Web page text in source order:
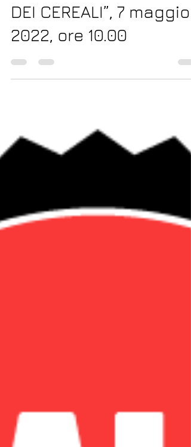
“TROVARE NUOVI
EQUILIBRI SUL MERCATO
DEI CEREALI”, 7 maggio
2022, ore 10.00